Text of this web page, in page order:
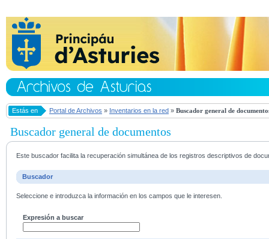
Estás en Portal de Archivos » Inventarios en la red » Buscador general de
Buscador general de documentos
Este buscador facilita la recuperación simultánea de los registros descriptivos de
Buscador
Seleccione e introduzca la información en los campos que le interesen.
Expresión a buscar